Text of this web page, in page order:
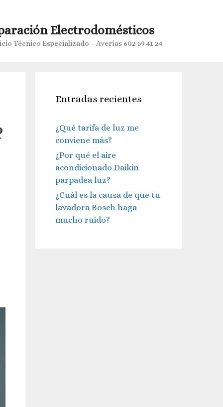
Electrodomésticos
Técnico Especializado – Averías 602 59 41 24
Entradas recientes
¿Qué tarifa de luz me
conviene más?
¿Por qué el aire
acondicionado Daikin
parpadea luz?
¿Cuál es la causa de que tu
lavadora Bosch haga
mucho ruido?